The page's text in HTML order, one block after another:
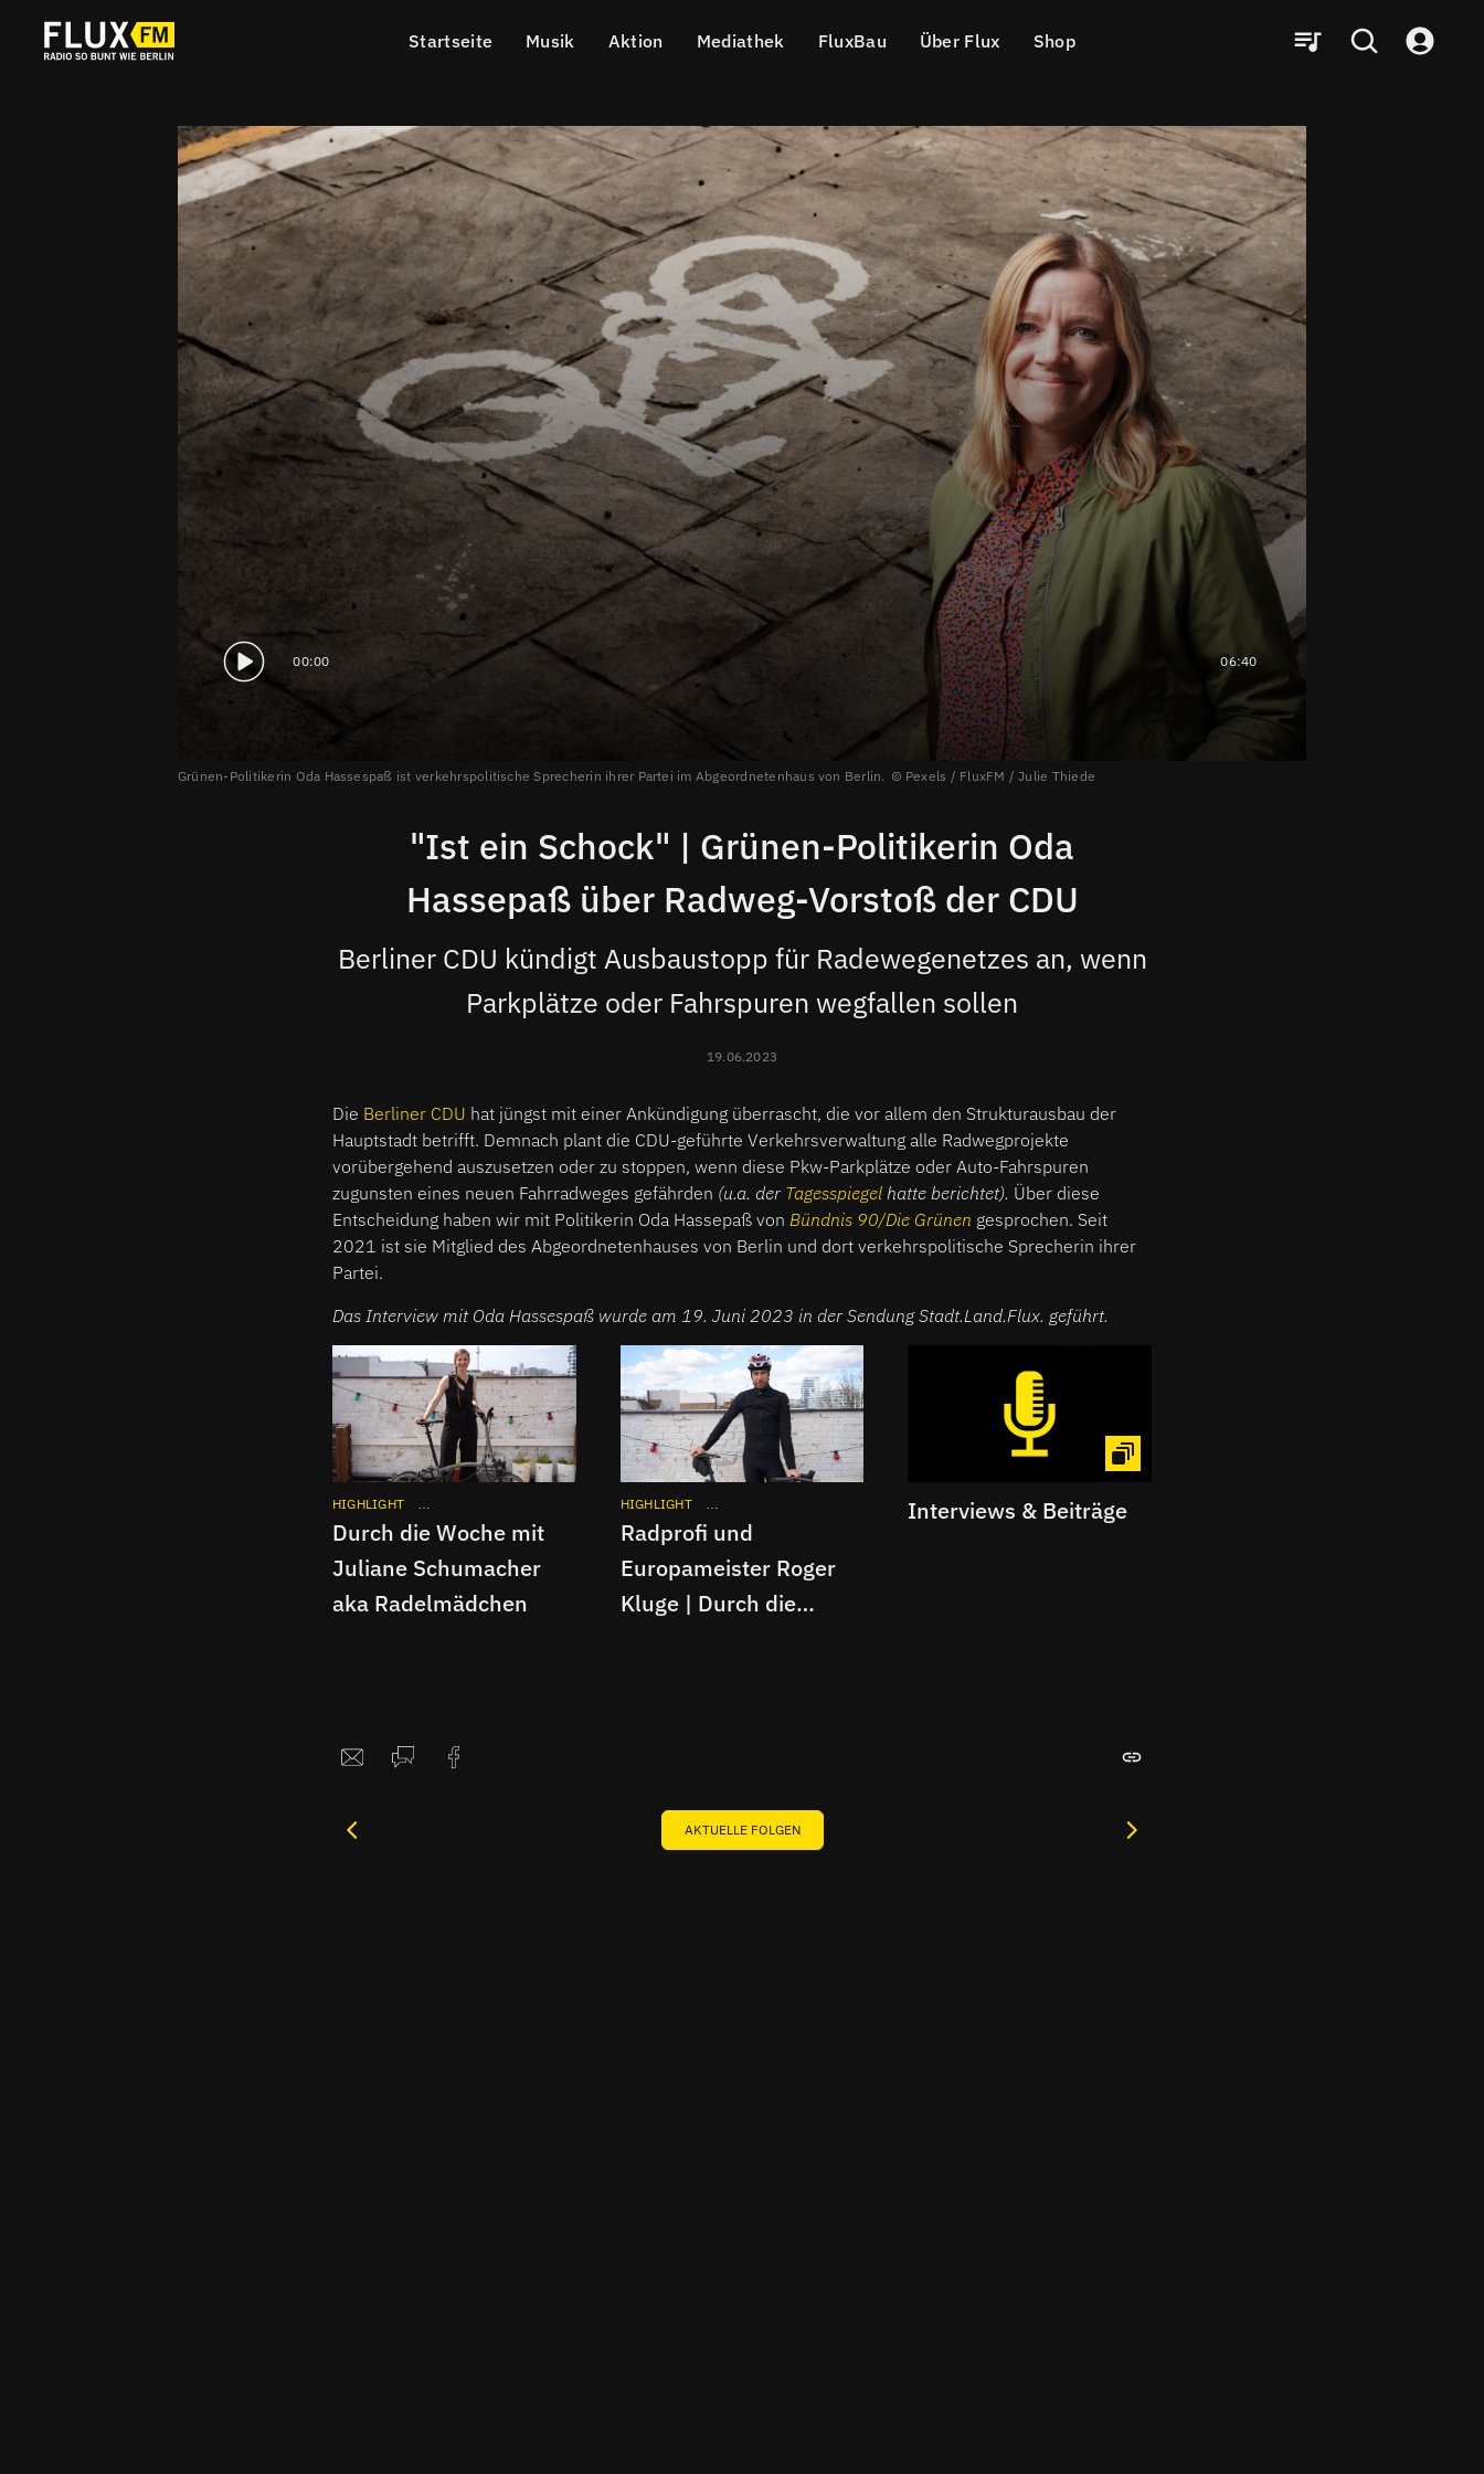
Startseite Musik Aktion Mediathek FluxBau Über Flux Shop
00:00 06:40
Grünen-Politikerin Oda Hassespaß ist verkehrspolitische Sprecherin ihrer Partei im Abgeordnetenhaus von Berlin. Pexels / FluxFM / Julie Thiede
"Ist ein Schock" | Grünen-Politikerin Oda
Hassepaß über Radweg-Vorstoß der CDU
Berliner CDU kündigt Ausbaustopp für Radewegenetzes an, wenn
Parkplätze oder Fahrspuren wegfallen sollen
19.06.2023
Die Berliner CDU hat jüngst mit einer Ankündigung überrascht, die vor allem den Strukturausbau der
Hauptstadt betrifft. Demnach plant die CDU-geführte Verkehrsverwaltung alle Radwegprojekte
vorübergehend auszusetzen oder zu stoppen, wenn diese Pkw-Parkplätze oder Auto-Fahrspuren
zugunsten eines neuen Fahrradweges gefährden (u.a. der Tagesspiegel hatte berichtet). Über diese
Entscheidung haben wir mit Politikerin Oda Hassepaß von Bündnis 90/Die Grünen gesprochen. Seit
2021 ist sie Mitglied des Abgeordnetenhauses von Berlin und dort verkehrspolitische Sprecherin ihrer
Partei.
Das Interview mit Oda Hassespaß wurde am 19. Juni 2023 in der Sendung Stadt.Land.Flux. geführt.
HIGHLIGHT
Durch die Woche mit
Juliane Schumacher
aka Radelmädchen
HIGHLIGHT INTERVIEW APP
Radprofi und
Europameister Roger
Kluge | Durch die
Interviews & Beiträge
AKTUELLE FOLGEN